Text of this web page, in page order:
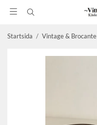
Startsida / Vintage & Brocante